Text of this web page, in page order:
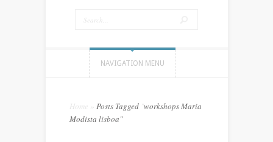
NAVIGATION MENU
Home Posts Tagged workshops Maria
Modista lisboa"